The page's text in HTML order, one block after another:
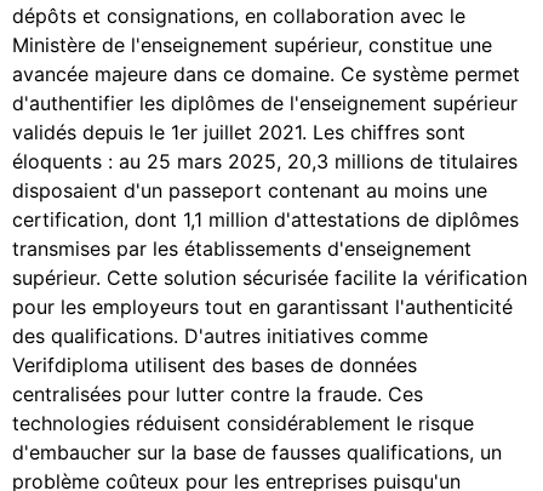
dépôts et consignations, en collaboration avec le
Ministère de l'enseignement supérieur, constitue une
avancée majeure dans ce domaine. Ce système permet
d'authentifier les diplômes de l'enseignement supérieur
validés depuis le 1er juillet 2021. Les chiffres sont
éloquents : au 25 mars 2025, 20,3 millions de titulaires
disposaient d'un passeport contenant au moins une
certification, dont 1,1 million d'attestations de diplômes
transmises par les établissements d'enseignement
supérieur. Cette solution sécurisée facilite la vérification
pour les employeurs tout en garantissant l'authenticité
des qualifications. D'autres initiatives comme
Verifdiploma utilisent des bases de données
centralisées pour lutter contre la fraude. Ces
technologies réduisent considérablement le risque
d'embaucher sur la base de fausses qualifications, un
problème coûteux pour les entreprises puisqu'un